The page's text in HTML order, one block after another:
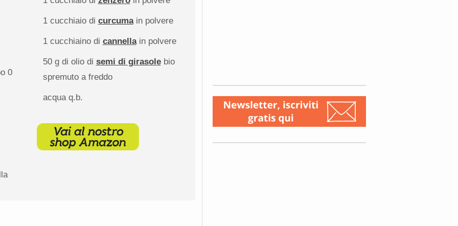
0
1cucchiaio di curcumain polvere
1cucchiaino di cannellain polvere
50 gdi olio di semi di girasolebio
spremuto a freddo
acqua q.b.